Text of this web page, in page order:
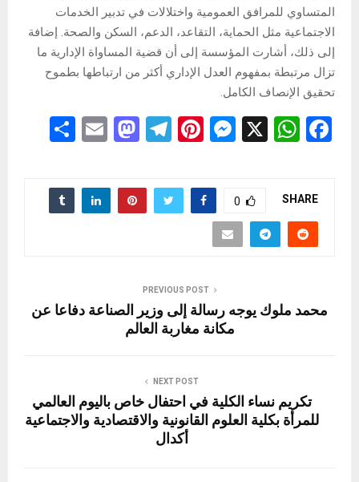
المتساوي للمرافق العمومية واختلالات في تدبير الخدمات
الاجتماعية مثل الحماية، التقاعد، الدعم، السكن والصحة. إضافة
إلى ذلك، أشارت المؤسسة إلى أن قضية المساواة الإدارية ما
تزال مرتبطة بمفهوم العدل الإداري أكثر من ارتباطها بطموح
تحقيق الإنصاف الكامل.
F
b
o
o
W
A
p
X
M
se
n
Pi
er
es
T
e
gr
M
st
o
E
ail
ar
e
SHARE
0
PREVIOUS POST
محمد ملوك يوجه رسالة إلى وزير الصناعة دفاعا عن
مكانة مغاربة العالم
NEXT POST
تكريم نساء الكلية في احتفال خاص باليوم العالمي
للمرأة بكلية العلوم القانونية والاقتصادية والاجتماعية
أكدال